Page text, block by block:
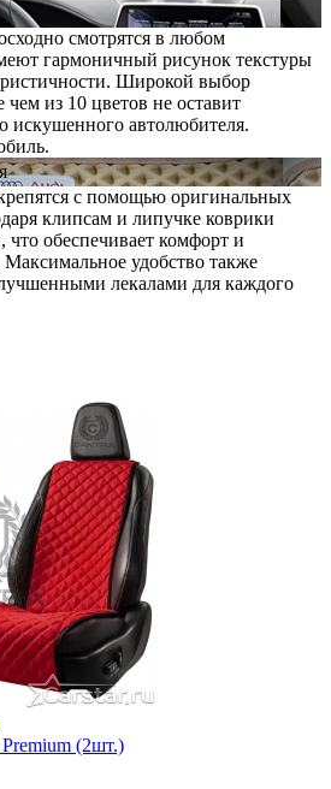
смотрятся в любом
гармоничный рисунок текстуры
Широкой выбор
из 10 цветов не оставит
автолюбителя.
с помощью оригинальных
клипсам и липучке коврики
обеспечивает комфорт и
удобство также
лекалами для каждого
(2шт.)